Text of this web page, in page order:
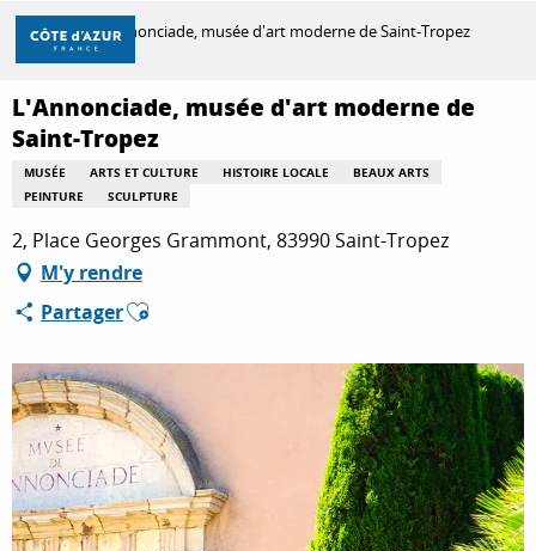
Aller
contenu
principal
DÉCOUVRIR
À FAIRE
SÉJOURNER
Accueil L'Annonciade, musée d'art moderne de Saint-Tropez
L'Annonciade, musée d'art moderne de
Saint-Tropez
MUSÉE ARTS ET CULTURE HISTOIRE LOCALE
BEAUX ARTS
PEINTURE
SCULPTURE
2, Place Georges Grammont, 83990 Saint-Tropez
M'y rendre
PartagerAjouter aux favoris